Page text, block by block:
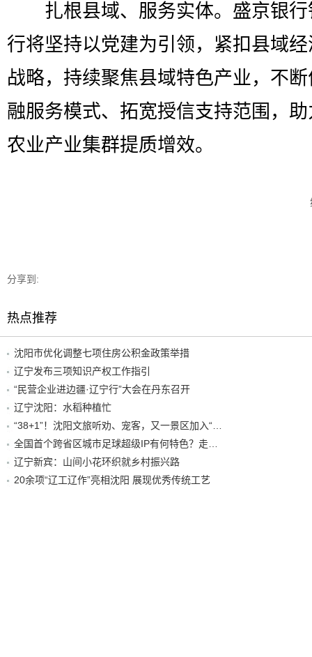
扎根县域、服务实体。盛京银行
行将坚持以党建为引领，紧扣县域
战略，持续聚焦县域特色产业，不
融服务模式、拓宽授信支持范围，
农业产业集群提质增效。
分享到:
热点推荐
沈阳市优化调整七项住房公积金政策举措
辽宁发布三项知识产权工作指引
“民营企业进边疆·辽宁行”大会在丹东召开
辽宁沈阳：水稻种植忙
辽宁新宾：山间小花环织就乡村振兴路
20余项“辽工辽作”亮相沈阳 展现优秀传统工艺